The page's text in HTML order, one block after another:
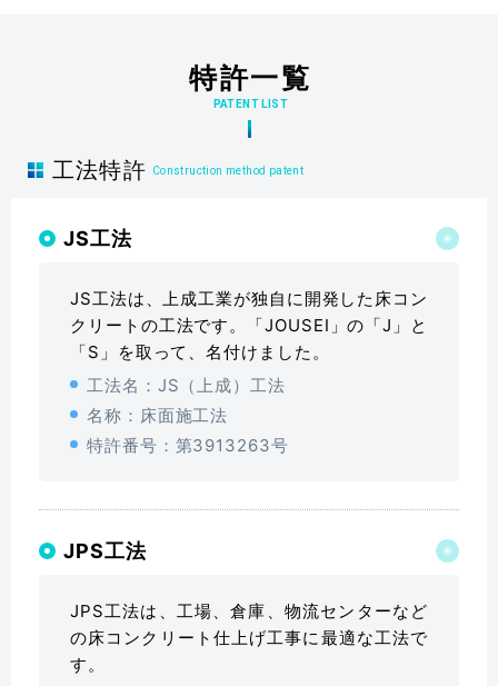
特許一覧
PATENT LIST
工法特許 Construction method patent
JS工法
JS工法は、上成工業が独自に開発した床コン
クリートの工法です。「JOUSEI」の「J」と
「S」を取って、名付けました。
工法名：JS（上成）工法
名称：床面施工法
特許番号：第3913263号
JPS工法
JPS工法は、工場、倉庫、物流センターなど
の床コンクリート仕上げ工事に最適な工法で
す。